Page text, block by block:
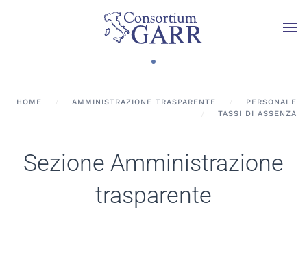
Skip to main content
HOME AMMINISTRAZIONE TRASPARENTE
PERSONALE
TASSI DI ASSENZA
Sezione Amministrazione
trasparente